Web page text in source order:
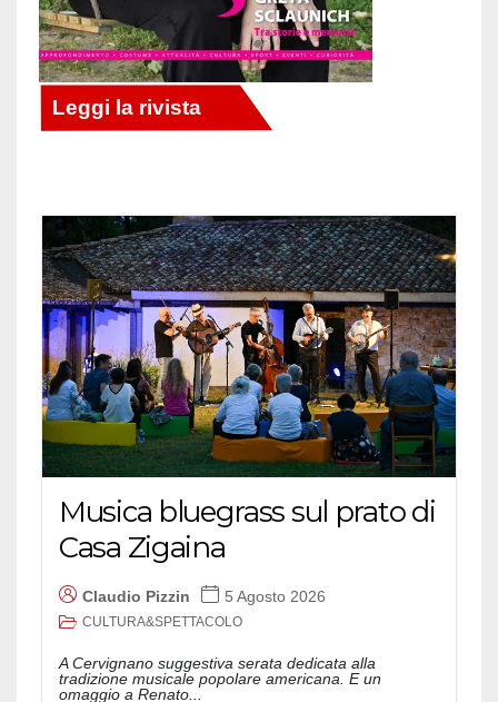
Musica bluegrass sul prato di
Casa Zigaina
Claudio Pizzin 5 Agosto 2026
CULTURA&SPETTACOLO
A Cervignano suggestiva serata dedicata alla
tradizione musicale popolare americana. E un
omaggio a Renato...